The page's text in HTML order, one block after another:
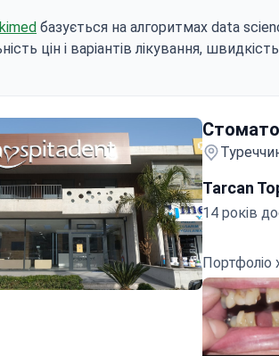
базується на алгоритмах data
цін і варіантів лікування,
Tarcan
14 років
Портфоліо